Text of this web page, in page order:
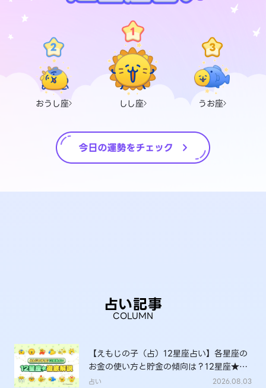
おうし座 しし座 うお座
占い記事
COLUMN
【えもじの子（占）12星座占い】各星座の
お金の使い方と貯金の傾向は？12星座★徹
底解説
占い 2026.08.03